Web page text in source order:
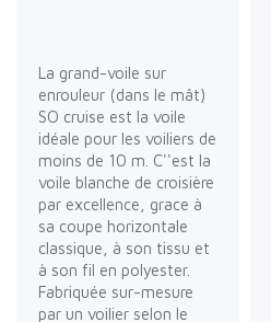
La grand-voile sur
enrouleur (dans le mât)
SO cruise est la voile
idéale pour les voiliers de
moins de 10 m. C''est la
voile blanche de croisière
par excellence, grace à
sa coupe horizontale
classique, à son tissu et
à son fil en polyester.
Fabriquée sur-mesure
par un voilier selon le